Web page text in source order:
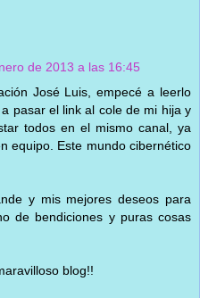
de 2013 a las 16:45
José Luis, empecé a leerlo
pasar el link al cole de mi hija y
todos en el mismo canal, ya
equipo. Este mundo cibernético
y mis mejores deseos para
de bendiciones y puras cosas
blog!!